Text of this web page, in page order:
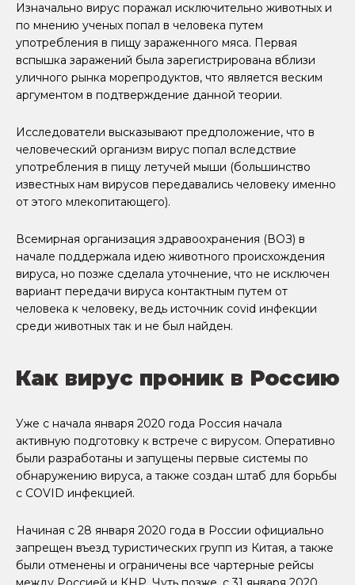
Изначально вирус поражал исключительно животных и
по мнению ученых попал в человека путем
употребления в пищу зараженного мяса. Первая
вспышка заражений была зарегистрирована вблизи
уличного рынка морепродуктов, что является веским
аргументом в подтверждение данной теории.
Исследователи высказывают предположение, что в
человеческий организм вирус попал вследствие
употребления в пищу летучей мыши (большинство
известных нам вирусов передавались человеку именно
от этого млекопитающего).
Всемирная организация здравоохранения (ВОЗ) в
начале поддержала идею животного происхождения
вируса, но позже сделала уточнение, что не исключен
вариант передачи вируса контактным путем от
человека к человеку, ведь источник covid инфекции
среди животных так и не был найден.
Как вирус проник в Россию
Уже с начала января 2020 года Россия начала
активную подготовку к встрече с вирусом. Оперативно
были разработаны и запущены первые системы по
обнаружению вируса, а также создан штаб для борьбы
с COVID инфекцией.
Начиная с 28 января 2020 года в России официально
запрещен въезд туристических групп из Китая, а также
были отменены и ограничены все чартерные рейсы